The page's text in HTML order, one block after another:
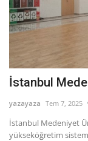
İstanbul
yazayaza Tem 7, 2025
İstanbul Medeniyet
yükseköğretim